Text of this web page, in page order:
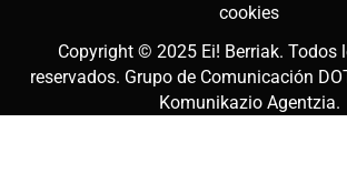
cookies
Copyright © 2025 Ei! Berriak. Todos
reservados. Grupo de Comunicación
Komunikazio Agentzia.